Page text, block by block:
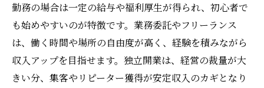
美容鍼 エラ張りとボトックスの効果比較
美容鍼 エラ ボトックスどちらが資産形成向
きか
美容鍼 ボトックスどっちに向いているか徹
勤務の場合は一定の給与や福利厚生が得られ、初心者で
も始めやすいのが特徴です。業務委託やフリーランス
は、働く時間や場所の自由度が高く、経験を積みながら
収入アップを目指せます。独立開業は、経営の裁量が大
きい分、集客やリピーター獲得が安定収入のカギとなり